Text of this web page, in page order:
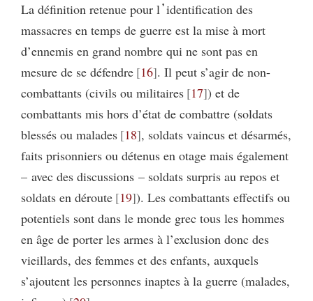
La définition retenue pour l᾽identification des
massacres en temps de guerre est la mise à mort
d’ennemis en grand nombre qui ne sont pas en
mesure de se défendre 16 . Il peut s’agir de non-
combattants (civils ou militaires 17 ) et de
combattants mis hors d’état de combattre (soldats
blessés ou malades 18 , soldats vaincus et désarmés,
faits prisonniers ou détenus en otage mais également
– avec des discussions – soldats surpris au repos et
soldats en déroute 19 ). Les combattants effectifs ou
potentiels sont dans le monde grec tous les hommes
en âge de porter les armes à l’exclusion donc des
vieillards, des femmes et des enfants, auxquels
s’ajoutent les personnes inaptes à la guerre (malades,